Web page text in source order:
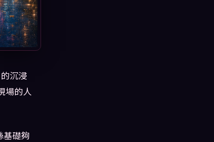
沉浸
場的人
基礎夠